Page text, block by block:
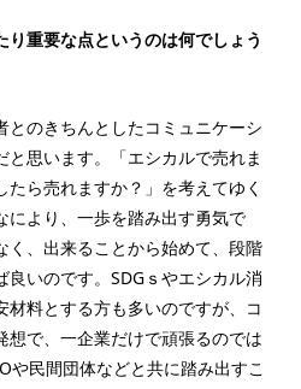
重要な点というのは何でしょう
とのきちんとしたコミュニケーシ
と思います。「エシカルで売れま
ら売れますか？」を考えてゆく
により、一歩を踏み出す勇気で
く、出来ることから始めて、段階
いのです。SDGｓやエシカル消
料とする方も多いのですが、コ
想で、一企業だけで頑張るのでは
や民間団体などと共に踏み出すこ